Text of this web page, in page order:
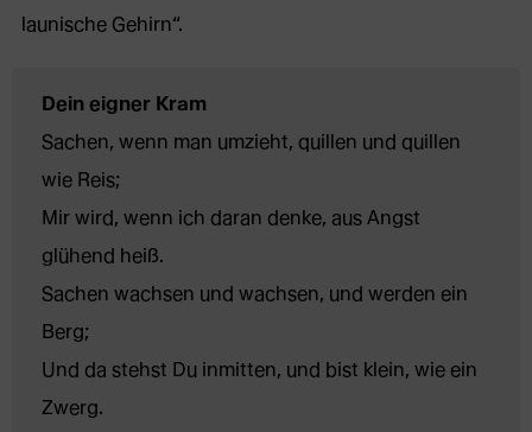
launische Gehirn“.
Dein eigner Kram
Sachen, wenn man umzieht, quillen und quillen
wie Reis;
Mir wird, wenn ich daran denke, aus Angst
glühend heiß.
Sachen wachsen und wachsen, und werden ein
Berg;
Und da stehst Du inmitten, und bist klein, wie ein
Zwerg.